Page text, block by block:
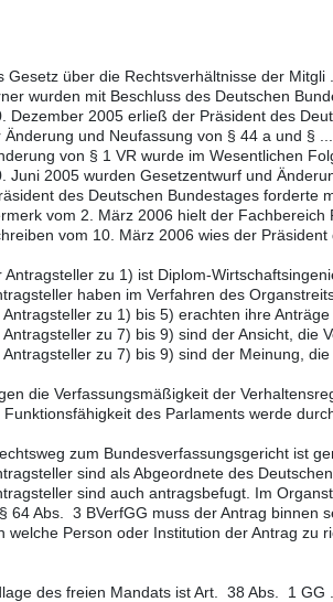
Gesetz über die Rechtsverhältnisse der Mitgli
wurden mit Beschluss des Deutschen
Dezember 2005 erließ der Präsident des
Änderung und Neufassung von § 44 a und § ...
von § 1 VR wurde im Wesentlichen
Juni 2005 wurden Gesetzentwurf und
des Deutschen Bundestages forderte
vom 2. März 2006 hielt der Fachbereich
vom 10. März 2006 wies der Präsident
Antragsteller zu 1) ist Diplom-
haben im Verfahren des
Antragsteller zu 1) bis 5) erachten ihre
Antragsteller zu 7) bis 9) sind der Ansicht, die
Antragsteller zu 7) bis 9) sind der Meinung,
die Verfassungsmäßigkeit der
Funktionsfähigkeit des Parlaments werde
zum Bundesverfassungsgericht ist
sind als Abgeordnete des
sind auch antragsbefugt. Im
64 Abs. 3 BVerfGG muss der Antrag binnen
welche Person oder Institution der Antrag zu
des freien Mandats ist Art. 38 Abs. 1 GG